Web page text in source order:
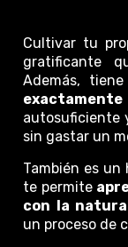
Cultivar tu
gratificante
Además,
autosuficiente
sin gastar un
También es
te permite
con la
un proceso de